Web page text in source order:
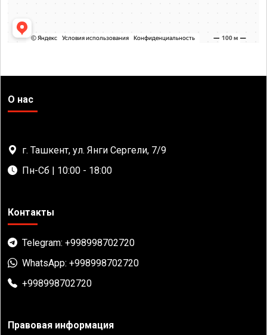
О нас
г. Ташкент, ул. Янги Сергели, 7/9
Пн-Сб | 10:00 - 18:00
Контакты
Telegram: +998998702720
WhatsApp: +998998702720
+998998702720
Правовая информация